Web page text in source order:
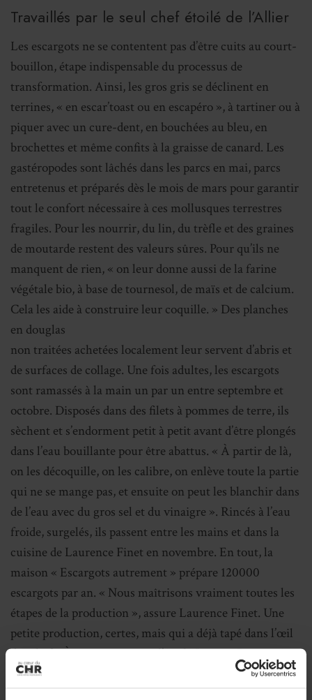
Travaillés par le seul chef étoilé de l’Allier
Les escargots ne se contentent pas d’être cuits au court-
bouillon, étape indispensable du processus de
transformation. Ainsi, les gros gris se déclinent en
terrines, « en escar’toast ou en escapéro », à tartiner ou à
piquer avec un cure-dent, en bouchées au bleu, en
brochettes et même confits à la graisse de canard. Les
gastéropodes sont lâchés dans les parcs en mai, parcs
entretenus et préparés dès le mois de mars pour garantir
tout le confort nécessaire à ces mollusques terrestres
fragiles. Pour les nourrir, du lin, du trèfle et des graines
de moutarde restent des valeurs sûres. Pour qu’ils ne
manquent de rien, « on leur donne aussi de la farine
végétale bio, à base de tournesol, de maïs et de calcium.
Cela les aide à construire leur coquille. » Des planches
en douglas
non traitées achetées localement leur servent d’abris et
de surfaces de collage. Une fois adultes, les escargots
sont ramassés à la main un par un entre septembre et
octobre. Disposés dans des filets à pommes de terre, ils
sèchent et s’endorment petit à petit avant d’être plongés
dans l’eau bouillante pour être abattus. « À partir de là,
on les décoquille, on les calibre, on enlève toute la partie
qui ne se mange pas, et ensuite on peut les blanchir dans
de l’eau avec du gros sel et du vinaigre ». Rincés à l’eau
froide, surgelés, ils passent entre les mains et dans la
cuisine de Laurence Finet en novembre. En tout, la
maison « Escargots autrement » prépare 120000
escargots par an. « Nous maîtrisons vraiment toutes les
étapes de la production », assure Laurence Finet. Une
petite production, certes, mais qui a déjà tapé dans l’œil
des chefs. À commencer par l’étoilé Jacques Decoret à
Vichy. L’unique étoilé Michelin du département a déjà